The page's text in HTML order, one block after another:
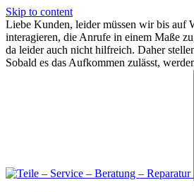
Skip to content
Liebe Kunden, leider müssen wir bis auf
interagieren, die Anrufe in einem Maße
da leider auch nicht hilfreich. Daher
Sobald es das Aufkommen zulässt,